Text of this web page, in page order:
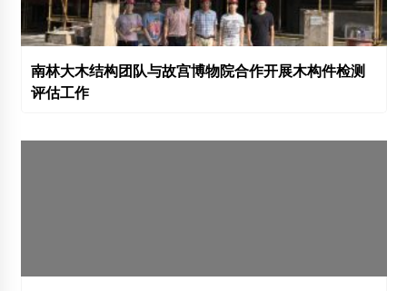
南林大木结构团队与故宫博物院合作开展木构件检测
评估工作